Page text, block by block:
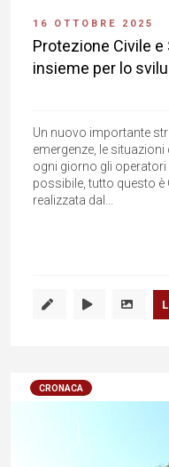
16 OTTOBRE 2025
Protezione Civile
insieme per lo
Un nuovo importante
emergenze, le
ogni giorno gli
possibile, tutto questo è
realizzata dal...
CRONACA